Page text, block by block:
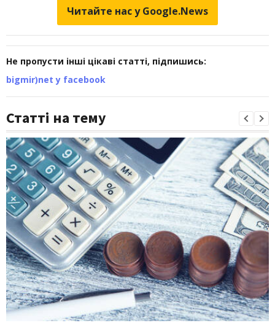
Читайте нас у Google.News
Не пропусти інші цікаві статті, підпишись:
bigmir)net у facebook
Статті на тему